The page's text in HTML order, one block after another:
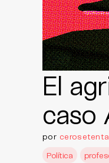
El
caso
por cerosetenta
Política